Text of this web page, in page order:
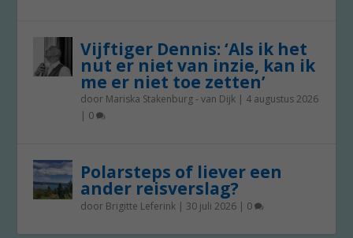
Vijftiger Dennis: ‘Als ik het
nut er niet van inzie, kan ik
me er niet toe zetten’
door Mariska Stakenburg - van Dijk | 4 augustus 2026
| 0
Polarsteps of liever een
ander reisverslag?
door Brigitte Leferink | 30 juli 2026 | 0